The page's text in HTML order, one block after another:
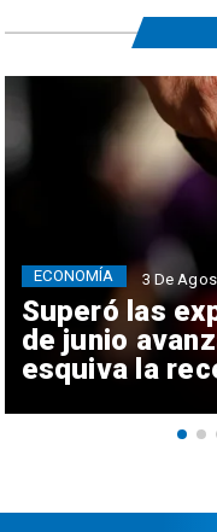
Superó las
de junio
esquiva la
ECONOMÍA 3 De